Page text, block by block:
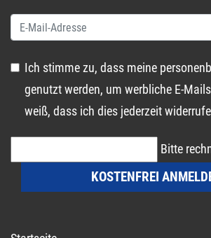
Ich stimme zu, dass meine
genutzt werden, um werbliche E-
weiß, dass ich dies jederzeit
Bitte
KOSTENFREI